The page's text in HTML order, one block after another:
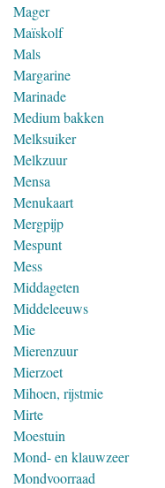
Mager
Maïskolf
Mals
Margarine
Marinade
Medium bakken
Melksuiker
Melkzuur
Mensa
Menukaart
Mergpijp
Mespunt
Mess
Middageten
Middeleeuws
Mie
Mierenzuur
Mierzoet
Mihoen, rijstmie
Mirte
Moestuin
Mond- en klauwzeer
Mondvoorraad